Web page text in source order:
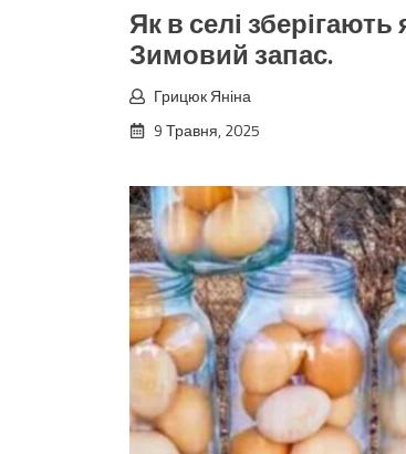
Як в селі
Зимовий запас.
Грицюк Яніна
9 Травня, 2025